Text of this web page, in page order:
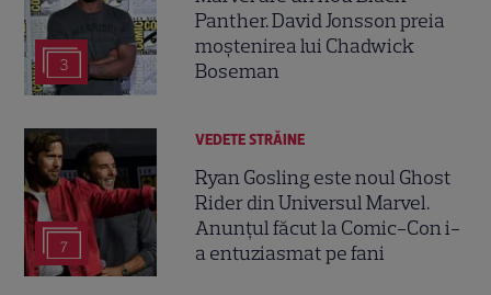
3
Panther. David Jonsson preia
moștenirea lui Chadwick
Boseman
7
VEDETE STRĂINE
Ryan Gosling este noul Ghost
Rider din Universul Marvel.
Anunțul făcut la Comic-Con i-
a entuziasmat pe fani